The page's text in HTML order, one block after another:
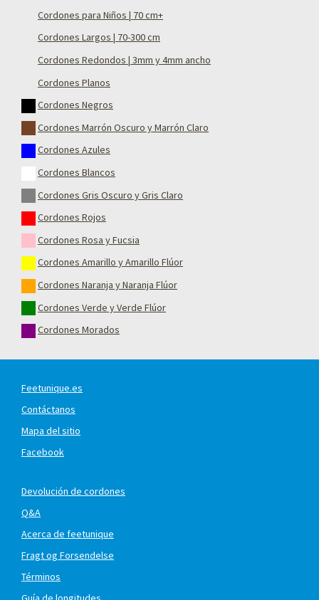
Cordones para Niños | 70 cm+
Cordones Largos | 70-300 cm
Cordones Redondos | 3mm y 4mm ancho
Cordones Planos
Cordones Negros
Cordones Marrón Oscuro y Marrón Claro
Cordones Azules
Cordones Blancos
Cordones Gris Oscuro y Gris Claro
Cordones Rojos
Cordones Rosa y Fucsia
Cordones Amarillo y Amarillo Flúor
Cordones Naranja y Naranja Flúor
Cordones Verde y Verde Flúor
Cordones Morados
Feetunique.es
Contáctanos
Mapa del sitio
Facebook
Devolución de cordones
Q&A
Acerca de feetunique
Fragt og Forsendelse
Términos